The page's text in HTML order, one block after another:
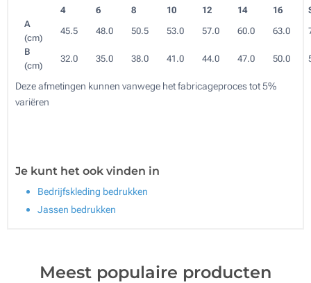
4 6 8 10 12 14 16
A
(cm)
45.5 48.0 50.5 53.0 57.0 60.0 63.0
B
(cm)
32.0 35.0 38.0 41.0 44.0 47.0 50.0
Deze afmetingen kunnen vanwege het fabricageproces tot 5%
variëren
Je kunt het ook vinden in
Bedrijfskleding bedrukken
Jassen bedrukken
Meest populaire producten